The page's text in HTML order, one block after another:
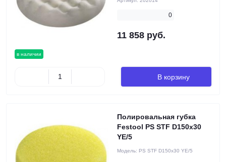
в наличии
0
11 858 руб.
В корзину
Полировальная губка
Festool PS STF D150x30
YE/5
Модель: PS STF D150x30 YE/5